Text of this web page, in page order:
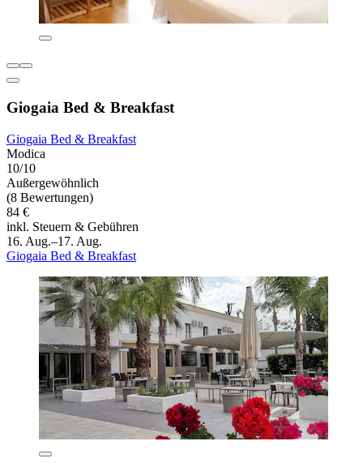
Giogaia Bed & Breakfast
Giogaia Bed & Breakfast
Modica
10/10
Außergewöhnlich
(8 Bewertungen)
84 €
inkl. Steuern & Gebühren
16. Aug.–17. Aug.
Giogaia Bed & Breakfast